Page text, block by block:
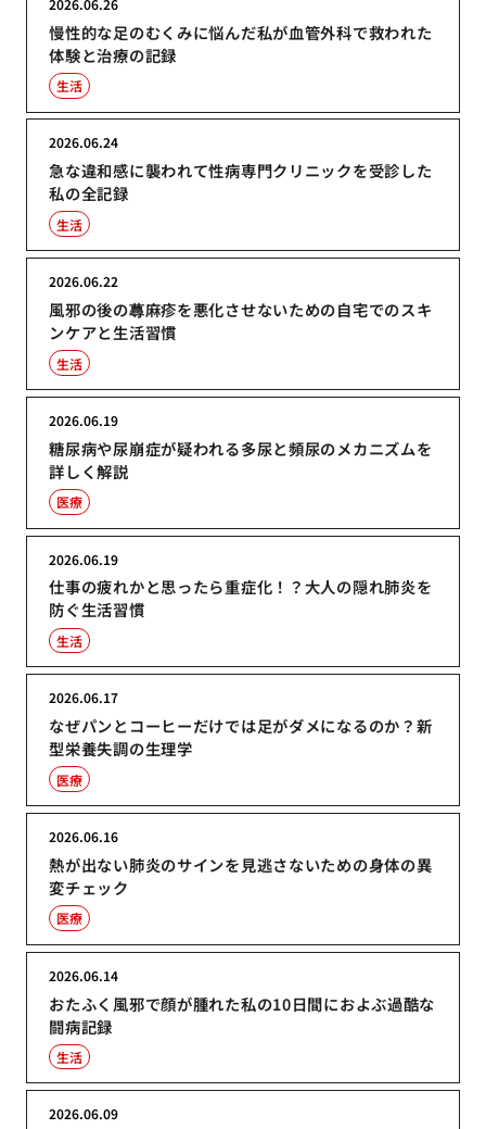
慢性的な足のむくみに悩んだ私が血管外科で救われた
体験と治療の記録
生活
急な違和感に襲われて性病専門クリニックを受診した
私の全記録
2026.06.24
生活
風邪の後の蕁麻疹を悪化させないための自宅でのスキ
ンケアと生活習慣
2026.06.22
生活
糖尿病や尿崩症が疑われる多尿と頻尿のメカニズムを
詳しく解説
2026.06.19
医療
仕事の疲れかと思ったら重症化！？大人の隠れ肺炎を
防ぐ生活習慣
2026.06.19
生活
なぜパンとコーヒーだけでは足がダメになるのか？新
型栄養失調の生理学
2026.06.17
医療
熱が出ない肺炎のサインを見逃さないための身体の異
変チェック
2026.06.16
医療
おたふく風邪で顔が腫れた私の10日間におよぶ過酷な
闘病記録
2026.06.14
生活
2026.06.09